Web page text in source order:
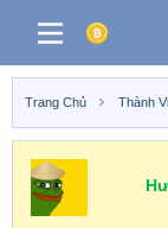
Trang Chủ Thành